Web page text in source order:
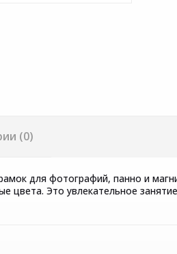
(0)
для фотографий, панно и
цвета. Это увлекательное